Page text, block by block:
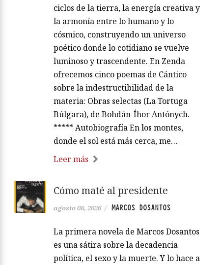
ciclos de la tierra, la energía creativa y
la armonía entre lo humano y lo
cósmico, construyendo un universo
poético donde lo cotidiano se vuelve
luminoso y trascendente. En Zenda
ofrecemos cinco poemas de Cántico
sobre la indestructibilidad de la
materia: Obras selectas (La Tortuga
Búlgara), de Bohdán-Íhor Antónych.
***** Autobiografía En los montes,
donde el sol está más cerca, me…
Leer más
Cómo maté al presidente
agosto 08, 2026 / MARCOS DOSANTOS
La primera novela de Marcos Dosantos
es una sátira sobre la decadencia
política, el sexo y la muerte. Y lo hace a